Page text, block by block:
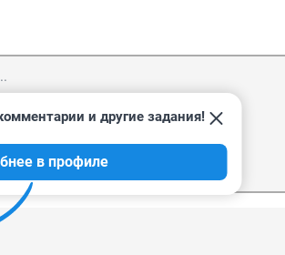
и другие задания!
в профиле